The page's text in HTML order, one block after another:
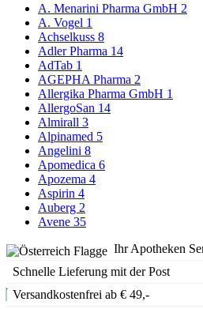
A. Menarini Pharma GmbH 2
A. Vogel 1
Achselkuss 8
Adler Pharma 14
AdTab 1
AGEPHA Pharma 2
Allergika Pharma GmbH 1
AllergoSan 14
Almirall 3
Alpinamed 5
Angelini 8
Apomedica 6
Apozema 4
Aspirin 4
Auberg 2
Avene 35
Ihr Apotheken
Schnelle Lieferung mit der Post
Versandkostenfrei ab € 49,-